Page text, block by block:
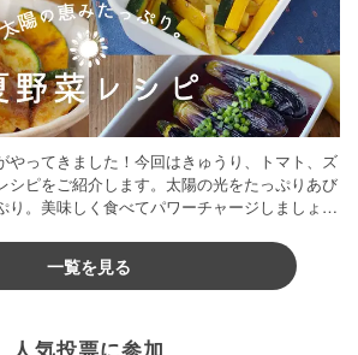
やってきました！今回はきゅうり、トマト、ズ
シピをご紹介します。太陽の光をたっぷりあび
り。美味しく食べてパワーチャージしましょう
一覧を見る
人気投票に参加